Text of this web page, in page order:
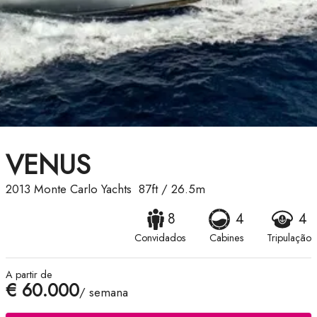
VENUS
2013 Monte Carlo Yachts 87ft/ 26.5m
8
Convidados
4
Cabines
4
Tripulação
A partir de
€ 60.000/ semana